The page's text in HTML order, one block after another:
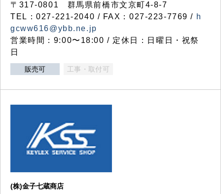
〒317‐0801 群馬県前橋市文京町4-8-7
TEL：027-221-2040 / FAX：027-223-7769 / h
gcww616@ybb.ne.jp
営業時間：9:00〜18:00 / 定休日：日曜日・祝祭
日
販売可 工事・取付可
(株)金子七蔵商店